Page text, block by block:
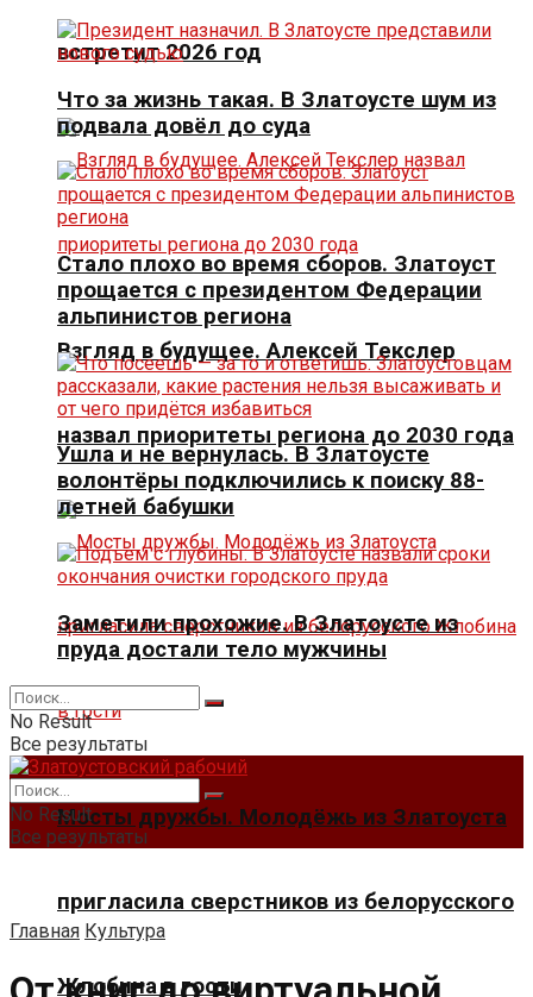
встретит 2026 год
Взгляд в будущее. Алексей Текслер
назвал приоритеты региона до 2030 года
Мосты дружбы. Молодёжь из Златоуста
пригласила сверстников из белорусского
Жлобина в гости
Что за жизнь такая. В Златоусте шум из
подвала довёл до суда
Стало плохо во время сборов. Златоуст
прощается с президентом Федерации
альпинистов региона
Ушла и не вернулась. В Златоусте
волонтёры подключились к поиску 88-
летней бабушки
Заметили прохожие. В Златоусте из
пруда достали тело мужчины
No Result
Все результаты
No Result
Все результаты
Главная Культура